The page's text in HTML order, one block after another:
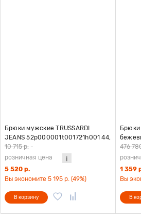
Брюки мужские TRUSSARDI
JEANS 52p000001t001721h001 44,
черный
10 715 р. -
розничная цена
5 520 р.
Вы экономите 5 195 р. (49%)
В корзину
Брюки
476
1 359
Вы
В